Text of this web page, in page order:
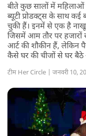
बीते कुछ सालों में महिलाओं
ब्यूटी प्रोडक्ट्स के साथ कई
चुकी हैं। इनमें से एक है
जिसमें आम तौर पर हजारों
आर्ट की शौकीन हैं, लेकिन
कैसे घर की चीजों से घर
टीम Her Circle | जनवरी 10,